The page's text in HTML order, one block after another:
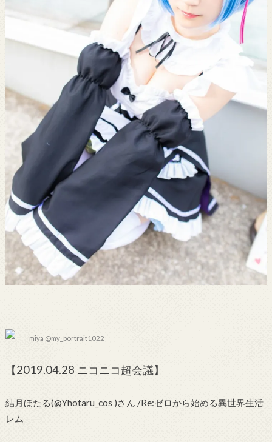
miya @my_portrait1022
【2019.04.28 ニコニコ超会議】
結月ほたる(@Yhotaru_cos )さん /Re:ゼロから始める異世界生活
レム